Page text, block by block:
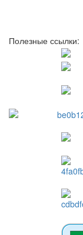
Полезные ссылки: